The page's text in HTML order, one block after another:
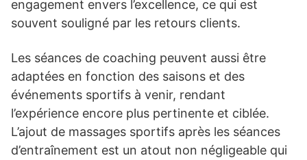
engagement envers l’excellence, ce qui est
souvent souligné par les retours clients.
Les séances de coaching peuvent aussi être
adaptées en fonction des saisons et des
événements sportifs à venir, rendant
l’expérience encore plus pertinente et ciblée.
L’ajout de massages sportifs après les séances
d’entraînement est un atout non négligeable qui